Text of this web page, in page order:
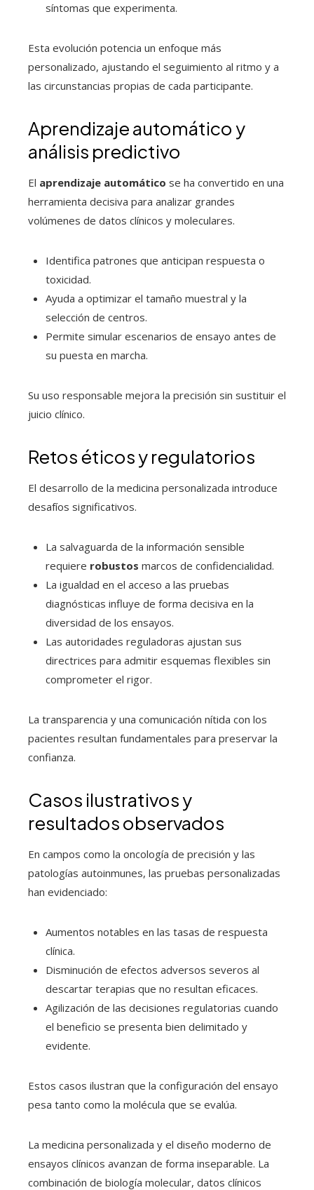
síntomas que experimenta.
Esta evolución potencia un enfoque más
personalizado, ajustando el seguimiento al ritmo y a
las circunstancias propias de cada participante.
Aprendizaje automático y
análisis predictivo
El aprendizaje automático se ha convertido en una
herramienta decisiva para analizar grandes
volúmenes de datos clínicos y moleculares.
Identifica patrones que anticipan respuesta o
toxicidad.
Ayuda a optimizar el tamaño muestral y la
selección de centros.
Permite simular escenarios de ensayo antes de
su puesta en marcha.
Su uso responsable mejora la precisión sin sustituir el
juicio clínico.
Retos éticos y regulatorios
El desarrollo de la medicina personalizada introduce
desafíos significativos.
La salvaguarda de la información sensible
requiere robustos marcos de confidencialidad.
La igualdad en el acceso a las pruebas
diagnósticas influye de forma decisiva en la
diversidad de los ensayos.
Las autoridades reguladoras ajustan sus
directrices para admitir esquemas flexibles sin
comprometer el rigor.
La transparencia y una comunicación nítida con los
pacientes resultan fundamentales para preservar la
confianza.
Casos ilustrativos y
resultados observados
En campos como la oncología de precisión y las
patologías autoinmunes, las pruebas personalizadas
han evidenciado:
Aumentos notables en las tasas de respuesta
clínica.
Disminución de efectos adversos severos al
descartar terapias que no resultan eficaces.
Agilización de las decisiones regulatorias cuando
el beneficio se presenta bien delimitado y
evidente.
Estos casos ilustran que la configuración del ensayo
pesa tanto como la molécula que se evalúa.
La medicina personalizada y el diseño moderno de
ensayos clínicos avanzan de forma inseparable. La
combinación de biología molecular, datos clínicos